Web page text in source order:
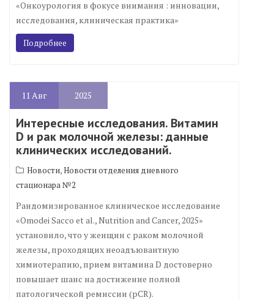
«Онкоурология в фокусе внимания : инновации,
исследования, клиническая практика»
Подробнее
11Авг 2025
Интересные исследования. Витамин
D и рак молочной железы: данные
клинических исследований.
Новости,Новости отделения дневного
стационара №2
Рандомизированное клиническое исследование
«Omodei Sacco et al., Nutrition and Cancer, 2025»
установило, что у женщин с раком молочной
железы, проходящих неоадъювантную
химиотерапию, прием витамина D достоверно
повышает шанс на достижение полной
патологической ремиссии (pCR).